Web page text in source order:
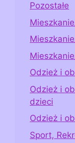
Pozostałe
Odzież i
Odzież i
dzieci
Odzież i
Sport,